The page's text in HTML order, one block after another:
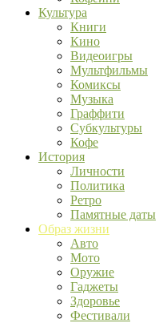
Культура
Книги
Кино
Видеоигры
Мультфильмы
Комиксы
Музыка
Граффити
Субкультуры
Кофе
История
Личности
Политика
Ретро
Памятные даты
Образ жизни
Авто
Мото
Оружие
Гаджеты
Здоровье
Фестивали